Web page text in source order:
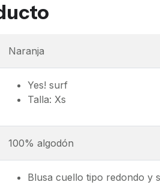
Naranja
Yes! surf
Talla: Xs
100% algodón
Blusa cuello tipo redondo y